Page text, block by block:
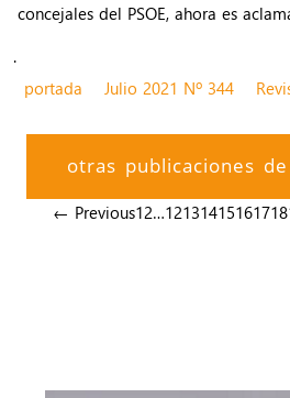
concejales del PSOE, ahora es
.
portada
Julio 2021 Nº 344
otras publicaciones
← Previous12…12131415161718